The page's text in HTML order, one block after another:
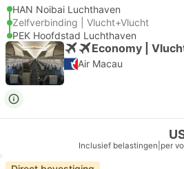
HAN Noibai Luchthaven
Zelfverbinding | Vlucht+Vlucht
PEK Hoofdstad Luchthaven
Economy |
Air Macau
Inclusief belastingen per